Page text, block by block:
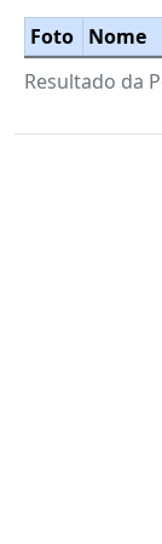
Foto Nome
Resultado da